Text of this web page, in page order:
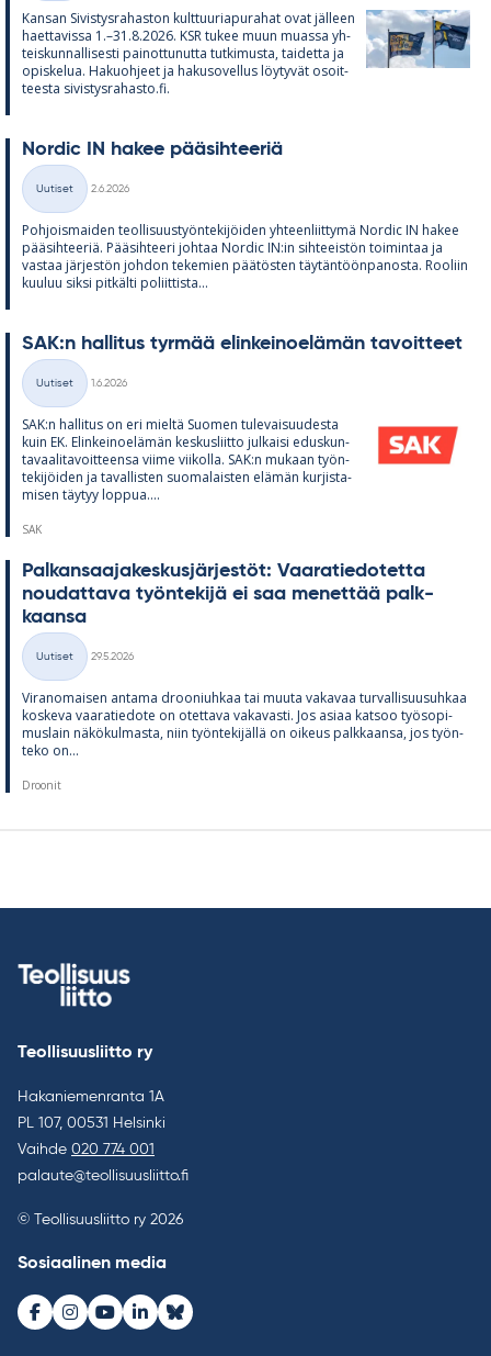
Kan­san Si­vis­tys­ra­has­ton kult­tuu­ria­pu­ra­hat ovat jäl­leen
haet­ta­vissa 1.–31.8.2026. KSR tu­kee muun muassa yh­
teis­kun­nal­li­sesti pai­not­tu­nutta tut­ki­musta, tai­detta ja
opis­ke­lua. Ha­kuoh­jeet ja ha­kuso­vel­lus löy­ty­vät osoit­
teesta si­vis­tys­ra­hasto.fi.
Nor­dic IN ha­kee pää­sih­tee­riä
Kategoriat
Uutiset
2.6.2026
Poh­jois­mai­den teol­li­suus­työn­te­ki­jöi­den yh­teen­liit­tymä Nor­dic IN ha­kee
pää­sih­tee­riä. Pää­sih­teeri joh­taa Nor­dic IN:in sih­tee­is­tön toi­min­taa ja
vas­taa jär­jes­tön joh­don te­ke­mien pää­tös­ten täy­tän­töön­pa­nosta. Roo­liin
kuu­luu siksi pit­kälti po­liit­tista...
SAK:n hal­li­tus tyr­mää elin­kei­noe­lä­män ta­voit­teet
Kategoriat
Uutiset
1.6.2026
SAK:n hal­li­tus on eri mieltä Suo­men tu­le­vai­suu­desta
kuin EK. Elin­kei­noe­lä­män kes­kus­liitto jul­kaisi edus­kun­
ta­vaa­li­ta­voit­teensa viime vii­kolla. SAK:n mu­kaan työn­
te­ki­jöi­den ja ta­val­lis­ten suo­ma­lais­ten elä­män kur­jis­ta­
mi­sen täy­tyy lop­pua....
SAK
Pal­kan­saa­ja­kes­kus­jär­jes­töt: Vaa­ra­tie­do­tetta
nou­dat­tava työn­te­kijä ei saa me­net­tää palk­
kaansa
Kategoriat
Uutiset
29.5.2026
Vi­ran­omai­sen an­tama droo­niuh­kaa tai muuta va­ka­vaa tur­val­li­suusuh­kaa
kos­keva vaa­ra­tie­dote on otet­tava va­ka­vasti. Jos asiaa kat­soo työ­so­pi­
mus­lain nä­kö­kul­masta, niin työn­te­ki­jällä on oi­keus palk­kaansa, jos työn­
teko on...
Droonit
Teollisuusliitto ry
Hakaniemenranta 1A
PL 107, 00531 Helsinki
Vaihde 020 774 001
palaute@teollisuusliitto.fi
© Teollisuusliitto ry 2026
Sosiaalinen media
Facebook
Instagram
Youtube
LinkedInBluesky